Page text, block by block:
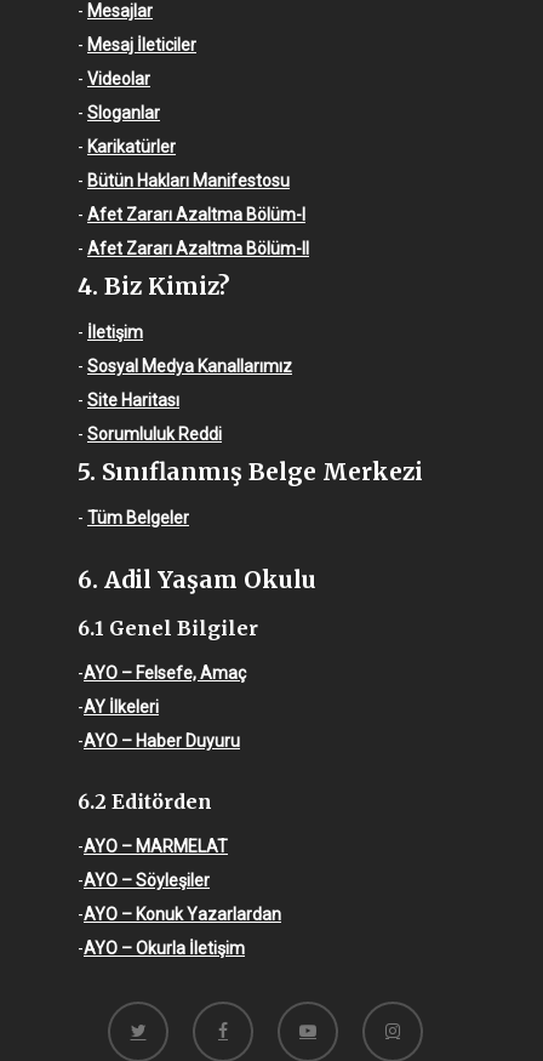
- Mesajlar
- Mesaj İleticiler
- Videolar
- Sloganlar
- Karikatürler
- Bütün Hakları Manifestosu
- Afet Zararı Azaltma Bölüm-I
- Afet Zararı Azaltma Bölüm-II
4. Biz Kimiz?
- İletişim
- Sosyal Medya Kanallarımız
- Site Haritası
- Sorumluluk Reddi
5. Sınıflanmış Belge Merkezi
- Tüm Belgeler
6. Adil Yaşam Okulu
6.1 Genel Bilgiler
-AYO – Felsefe, Amaç
-AY İlkeleri
-AYO – Haber Duyuru
6.2 Editörden
-AYO – MARMELAT
-AYO – Söyleşiler
-AYO – Konuk Yazarlardan
-AYO – Okurla İletişim
twitter facebook youtube instagram